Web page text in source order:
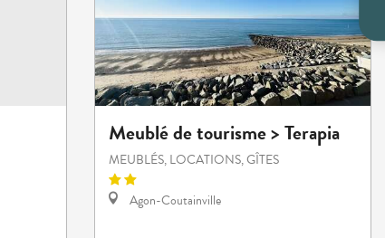
Meublé de tourisme > Terapia
MEUBLÉS, LOCATIONS, GÎTES
Agon-Coutainville